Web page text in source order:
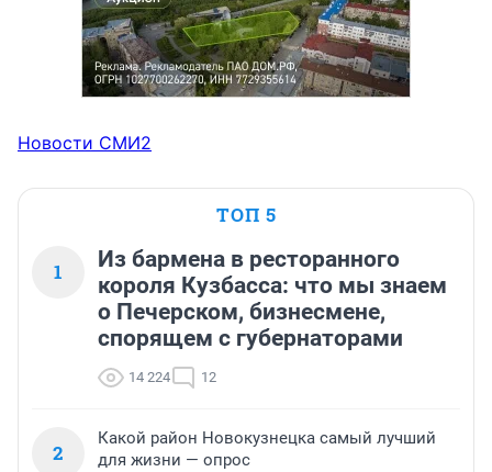
Новости СМИ2
ТОП 5
1
Из бармена в ресторанного
короля Кузбасса: что мы знаем
о Печерском, бизнесмене,
спорящем с губернаторами
14 224 12
2
Какой район Новокузнецка самый лучший
для жизни — опрос